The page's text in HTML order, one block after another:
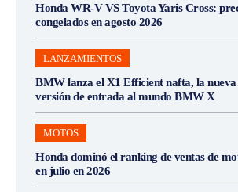
Honda WR-V VS Toyota Yaris Cross:
congelados en agosto 2026
LANZAMIENTOS
BMW lanza el X1 Efficient nafta, la nueva
versión de entrada al mundo BMW X
MOTOS
Honda dominó el ranking de ventas de
en julio en 2026